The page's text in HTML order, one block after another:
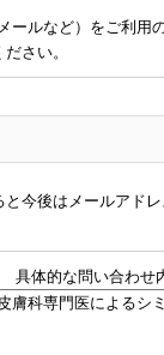
ールなど）をご利用
さい。
と今後はメールアド
具体的な問い合わせ